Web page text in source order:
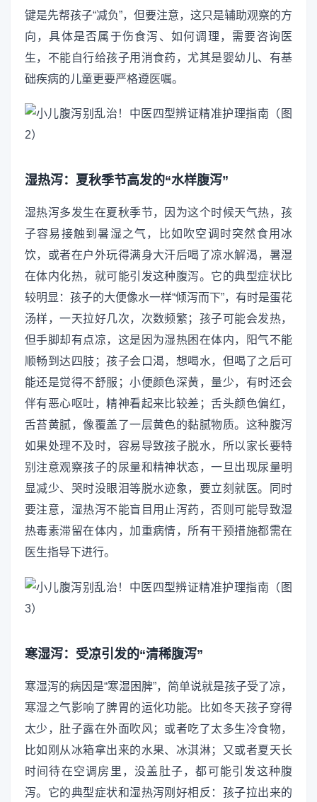
键是先帮孩子“减负”，但要注意，这只是辅助观察的方
向，具体是否属于伤食泻、如何调理，需要咨询医
生，不能自行给孩子用消食药，尤其是婴幼儿、有基
础疾病的儿童更要严格遵医嘱。
湿热泻：夏秋季节高发的“水样腹泻”
湿热泻多发生在夏秋季节，因为这个时候天气热，孩
子容易接触到暑湿之气，比如吹空调时突然食用冰
饮，或者在户外玩得满身大汗后喝了凉水解渴，暑湿
在体内化热，就可能引发这种腹泻。它的典型症状比
较明显：孩子的大便像水一样“倾泻而下”，有时是蛋花
汤样，一天拉好几次，次数频繁；孩子可能会发热，
但手脚却有点凉，这是因为湿热困在体内，阳气不能
顺畅到达四肢；孩子会口渴，想喝水，但喝了之后可
能还是觉得不舒服；小便颜色深黄，量少，有时还会
伴有恶心呕吐，精神看起来比较差；舌头颜色偏红，
舌苔黄腻，像覆盖了一层黄色的黏腻物质。这种腹泻
如果处理不及时，容易导致孩子脱水，所以家长要特
别注意观察孩子的尿量和精神状态，一旦出现尿量明
显减少、哭时没眼泪等脱水迹象，要立刻就医。同时
要注意，湿热泻不能盲目用止泻药，否则可能导致湿
热毒素滞留在体内，加重病情，所有干预措施都需在
医生指导下进行。
寒湿泻：受凉引发的“清稀腹泻”
寒湿泻的病因是“寒湿困脾”，简单说就是孩子受了凉，
寒湿之气影响了脾胃的运化功能。比如冬天孩子穿得
太少，肚子露在外面吹风；或者吃了太多生冷食物，
比如刚从冰箱拿出来的水果、冰淇淋；又或者夏天长
时间待在空调房里，没盖肚子，都可能引发这种腹
泻。它的典型症状和湿热泻刚好相反：孩子拉出来的